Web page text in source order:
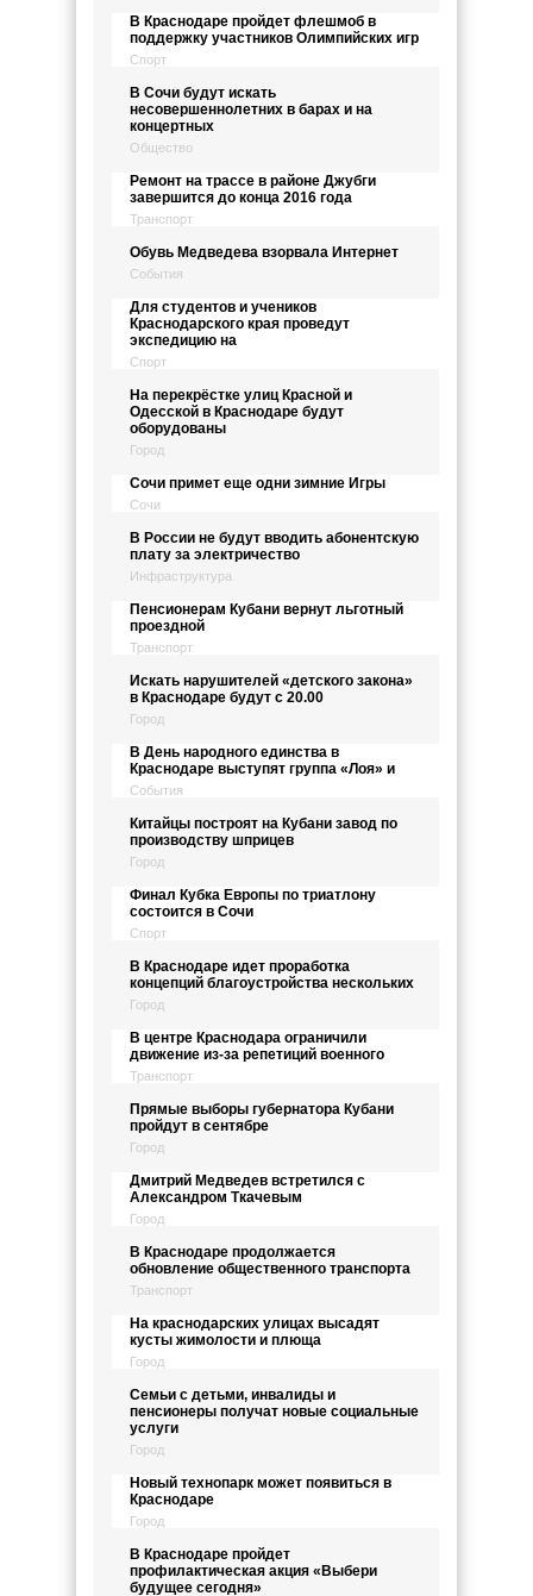
В Краснодаре пройдет флешмоб в
поддержку участников Олимпийских игр
Спорт
В Сочи будут искать
несовершеннолетних в барах и на
концертных
Общество
Ремонт на трассе в районе Джубги
завершится до конца 2016 года
Транспорт
Обувь Медведева взорвала Интернет
События
Для студентов и учеников
Краснодарского края проведут
экспедицию на
Спорт
На перекрёстке улиц Красной и
Одесской в Краснодаре будут
оборудованы
Город
Сочи примет еще одни зимние Игры
Сочи
В России не будут вводить абонентскую
плату за электричество
Инфраструктура
Пенсионерам Кубани вернут льготный
проездной
Транспорт
Искать нарушителей «детского закона»
в Краснодаре будут с 20.00
Город
В День народного единства в
Краснодаре выступят группа «Лоя» и
События
Китайцы построят на Кубани завод по
производству шприцев
Город
Финал Кубка Европы по триатлону
состоится в Сочи
Спорт
В Краснодаре идет проработка
концепций благоустройства нескольких
Город
В центре Краснодара ограничили
движение из-за репетиций военного
Транспорт
Прямые выборы губернатора Кубани
пройдут в сентябре
Город
Дмитрий Медведев встретился с
Александром Ткачевым
Город
В Краснодаре продолжается
обновление общественного транспорта
Транспорт
На краснодарских улицах высадят
кусты жимолости и плюща
Город
Семьи с детьми, инвалиды и
пенсионеры получат новые социальные
услуги
Город
Новый технопарк может появиться в
Краснодаре
Город
В Краснодаре пройдет
профилактическая акция «Выбери
будущее сегодня»